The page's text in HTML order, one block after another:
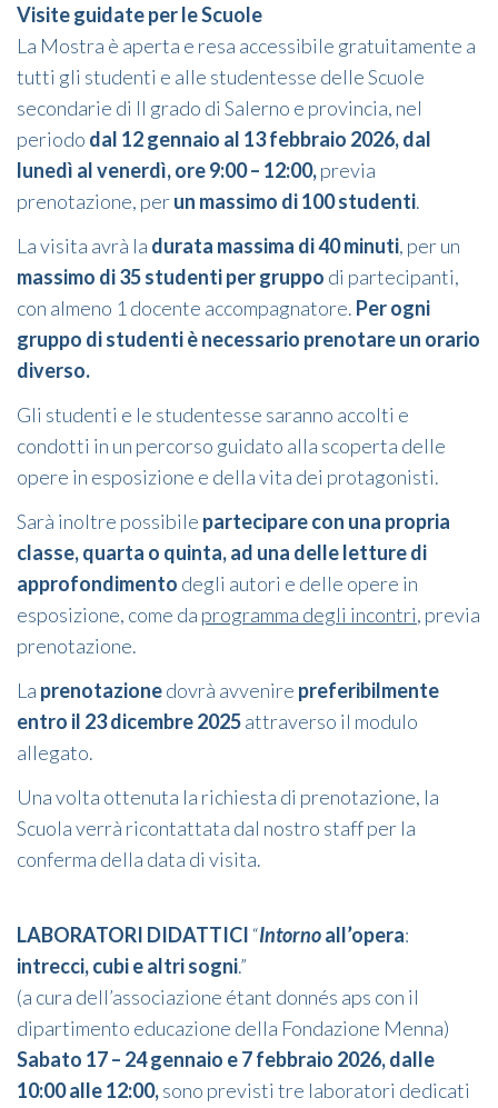
Visite guidate per le Scuole
La Mostra è aperta e resa accessibile gratuitamente a
tutti gli studenti e alle studentesse delle Scuole
secondarie di II grado di Salerno e provincia, nel
periodo dal 12 gennaio al 13 febbraio 2026, dal
lunedì al venerdì, ore 9:00 – 12:00,previa
prenotazione, perun massimo di 100 studenti.
La visita avrà la durata massima di 40 minuti, per un
massimo di 35 studenti per gruppo di partecipanti,
con almeno 1 docente accompagnatore. Per ogni
gruppo di studenti è necessario prenotare un orario
diverso.
Gli studenti e le studentesse saranno accolti e
condotti in un percorso guidato alla scoperta delle
opere in esposizione e della vita dei protagonisti.
Sarà inoltre possibile partecipare con una propria
classe, quarta o quinta, ad una delle letture di
approfondimento degli autori e delle opere in
esposizione, come da programma degli incontri, previa
prenotazione.
La prenotazionedovrà avvenire preferibilmente
entro il 23 dicembre 2025attraverso il modulo
allegato.
Una volta ottenuta la richiesta di prenotazione, la
Scuola verrà ricontattata dal nostro staff per la
conferma della data di visita.
LABORATORI DIDATTICI “Intornoall’opera:
intrecci, cubi e altri sogni.”
(a cura dell’associazione étant donnés aps con il
dipartimento educazione della Fondazione Menna)
Sabato 17 – 24 gennaio e 7 febbraio 2026, dalle
10:00 alle 12:00,sono previsti tre laboratori dedicati